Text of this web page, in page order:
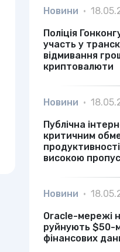
Новини •
Поліція
участь у
відмивання
криптовалюти
Новини •
Публічна
критичним
високою
Новини •
Oracle-мережі
руйнують $50-
фінансових